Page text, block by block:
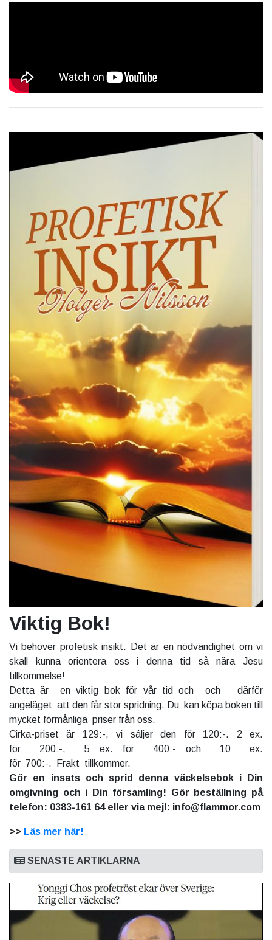
Viktig Bok!
Vi behöver profetisk insikt. Det är en nödvändighet om vi
skall kunna orientera oss i denna tid så nära Jesu
tillkommelse!
Detta är en viktig bok för vår tid och och därför
angeläget att den får stor spridning. Du kan köpa boken till
mycket förmånliga priser från oss.
Cirka-priset är 129:-, vi säljer den för 120:-. 2 ex.
för 200:-, 5 ex. för 400:- och 10 ex.
för 700:-. Frakt tillkommer.
Gör en insats och sprid denna väckelsebok i Din
omgivning och i Din församling! Gör beställning på
telefon: 0383-161 64 eller via mejl: info@flammor.com
>> Läs mer här!
SENASTE ARTIKLARNA